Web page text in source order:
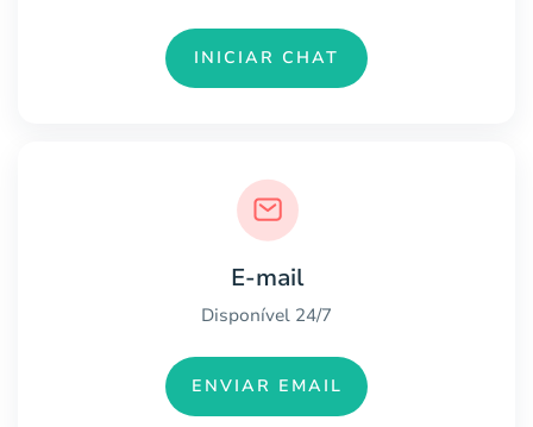
INICIAR CHAT
E-mail
Disponível 24/7
ENVIAR EMAIL